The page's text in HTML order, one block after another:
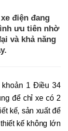
điện đang
ưu tiên nhờ
và khả năng
khoản 1 Điều 34
để chỉ xe có 2
kế, sản xuất để
kế không lớn